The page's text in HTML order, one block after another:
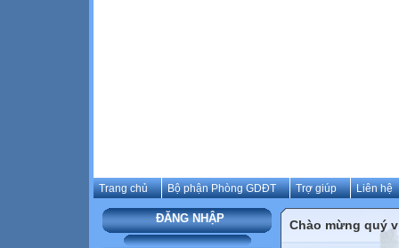
Trang chủ Bộ phận Phòng GDĐT Trợ giúp Liên hệ
ĐĂNG NHẬP Chào mừng quý